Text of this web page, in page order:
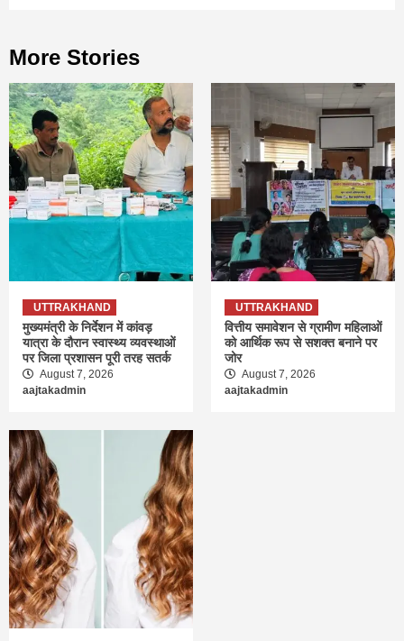
More Stories
UTTRAKHAND
मुख्यमंत्री के निर्देशन में कांवड़
यात्रा के दौरान स्वास्थ्य व्यवस्थाओं
पर जिला प्रशासन पूरी तरह सतर्क
August 7, 2026
aajtakadmin
UTTRAKHAND
वित्तीय समावेशन से ग्रामीण महिलाओं
को आर्थिक रूप से सशक्त बनाने पर
जोर
August 7, 2026
aajtakadmin